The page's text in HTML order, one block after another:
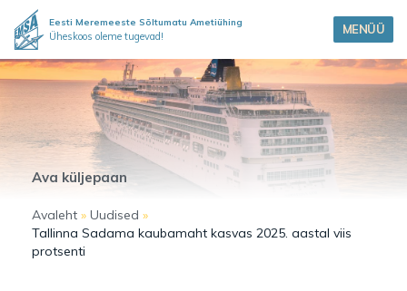
Eesti Meremeeste Sõltumatu Ametiühing
Üheskoos oleme tugevad! MENÜÜ
Ava küljepaan
Avaleht » Uudised »
Tallinna Sadama kaubamaht kasvas 2025. aastal viis
protsenti